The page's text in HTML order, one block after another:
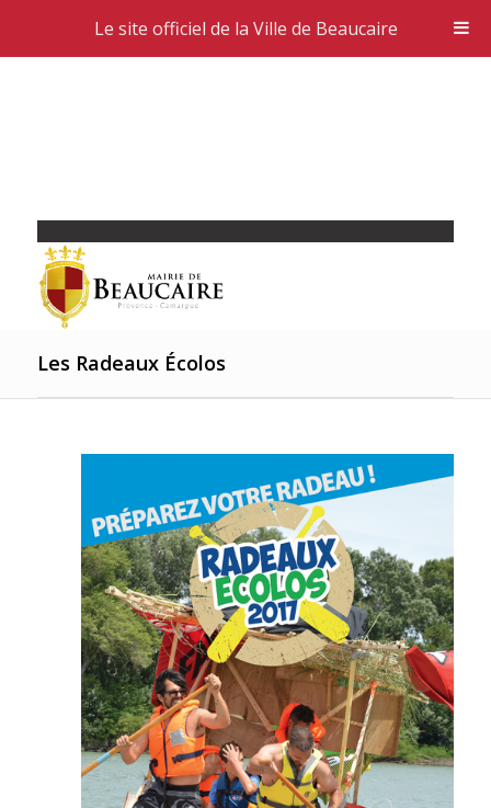
Les Radeaux Écolos
Le site officiel de la Ville de Beaucaire